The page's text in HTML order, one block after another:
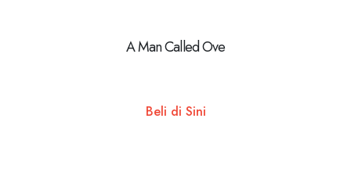
A Man Called Ove
Beli di Sini